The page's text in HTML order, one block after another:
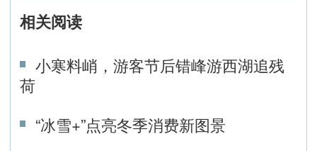
相关阅读
小寒料峭，游客节后错峰游西湖追残
荷
“冰雪+”点亮冬季消费新图景